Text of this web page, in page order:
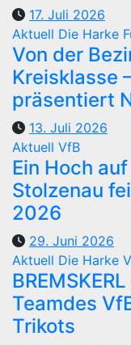
17. Juli 2026
Aktuell Die Harke
Von der
Kreisklasse
präsentiert
13. Juli 2026
Aktuell VfB
Ein Hoch
Stolzenau
2026
29. Juni 2026
Aktuell Die Harke
Teamdes
Trikots